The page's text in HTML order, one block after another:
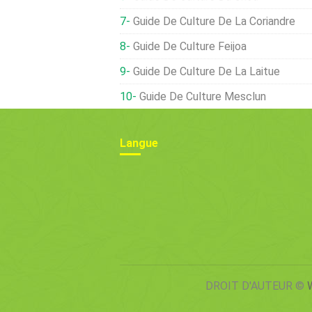
Guide De Culture De La Coriandre
Guide De Culture Feijoa
Guide De Culture De La Laitue
Guide De Culture Mesclun
Langue
DROIT D'AUTEUR ©